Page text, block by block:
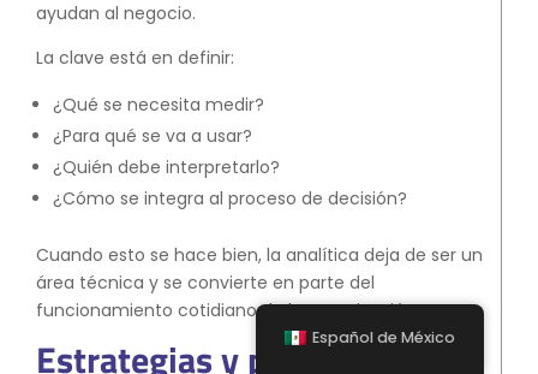
ayudan al negocio.
La clave está en definir:
¿Qué se necesita medir?
¿Para qué se va a usar?
¿Quién debe interpretarlo?
¿Cómo se integra al proceso de decisión?
Cuando esto se hace bien, la analítica deja de ser un
área técnica y se convierte en parte del
funcionamiento cotidiano de la organización.
Estrategias y planes de
Español de México